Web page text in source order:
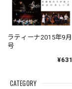
CATEGORY
ラティーナ2015年9月
号
¥631